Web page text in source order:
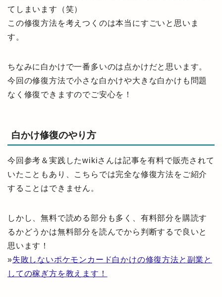
てしまいます（笑）
この修復方法を考えつくのは本当にすごいと思いま
す。
ちなみに白かけで一番多いのは点かけだと思います。
今回の修復方法で小さな白かけや大きな白かけも問題
なく修復できますのでご安心を！
白かけ修復のやり方
今回参考＆実践したwikiさんは記事を有料で販売されて
いたこともあり、こちらでは完全な修復方法をご紹介
することはできません。
しかし、無料で読める部分も多く、有料部分を購読す
るかどうかは無料部分を読んでから判断するで良いと
思います！
»失敗しないポケモンカード白かけの修復方法と副業と
しての稼ぎ方を教えます！